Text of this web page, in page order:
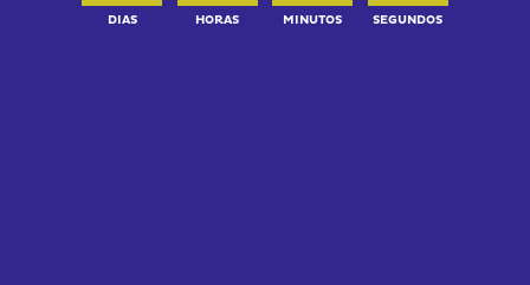
DIAS HORAS MINUTOS SEGUNDOS